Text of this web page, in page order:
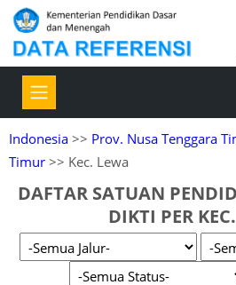
Indonesia >> Prov. Nusa Tenggara
Timur >> Kec. Lewa
DAFTAR SATUAN
DIKTI PER